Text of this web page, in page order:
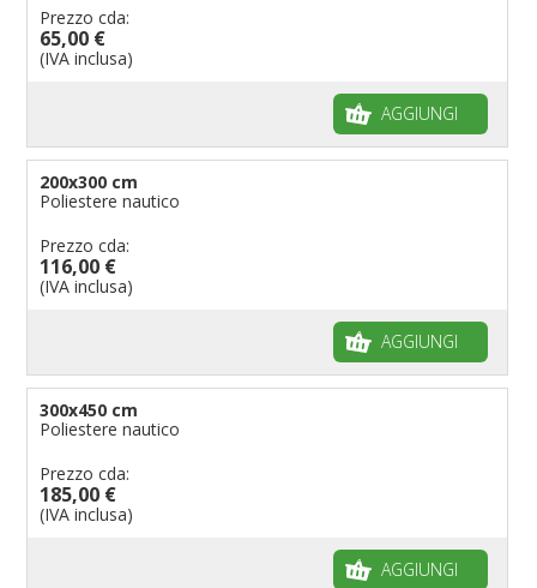
Prezzo cda:
65,00 €
(IVA inclusa)
AGGIUNGI
200x300 cm
Poliestere nautico
Prezzo cda:
116,00 €
(IVA inclusa)
AGGIUNGI
300x450 cm
Poliestere nautico
Prezzo cda:
185,00 €
(IVA inclusa)
AGGIUNGI